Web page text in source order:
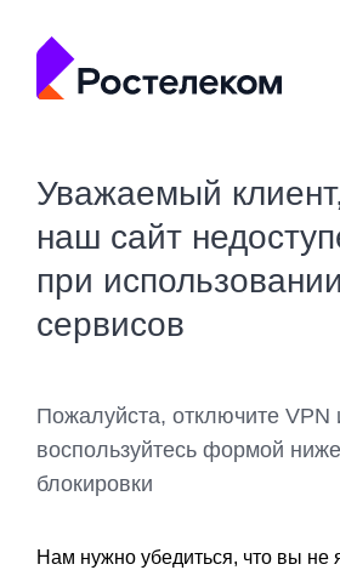
Уважаемый
наш сайт
при
сервисов
Пожалуйста, отключите VPN
воспользуйтесь формой
блокировки
Нам нужно убедиться, что вы не